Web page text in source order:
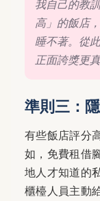
我自己的教
高」的飯店
睡不著。從
正面誇獎更真
準則三：
有些飯店評分
如，免費租借
地人才知道的
櫃檯人員主動